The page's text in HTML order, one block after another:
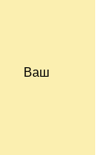
Ваш